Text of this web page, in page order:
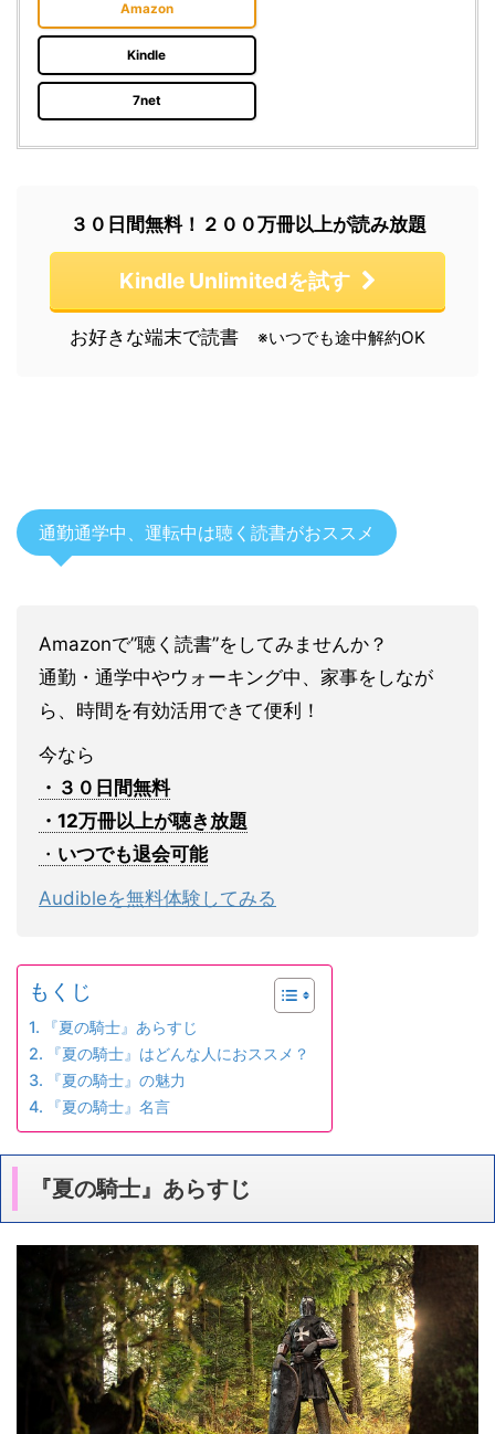
Amazon
Kindle
7net
３０日間無料！２００万冊以上が読み放題
Kindle Unlimitedを試す
お好きな端末で読書 ※いつでも途中解約OK
通勤通学中、運転中は聴く読書がおススメ
Amazonで”聴く読書”をしてみませんか？
通勤・通学中やウォーキング中、家事をしなが
ら、時間を有効活用できて便利！
今なら
・３０日間無料
・12万冊以上が聴き放題
・ いつでも退会可能
Audibleを無料体験してみる
もくじ
『夏の騎士』あらすじ
『夏の騎士』はどんな人におススメ？
『夏の騎士』の魅力
『夏の騎士』名言
『夏の騎士』あらすじ